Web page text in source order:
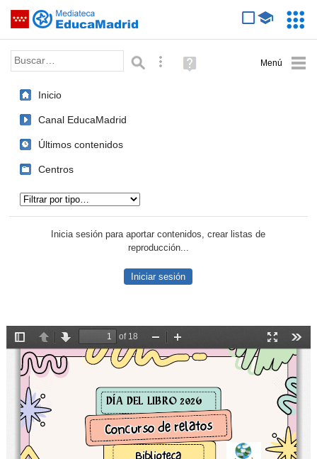
Saltar navegación
Palabra o frase: Búsqueda avanzada
Ayuda
(en
Inicio
Canal EducaMadrid
Últimos contenidos
Centros
Inicia sesión para aportar contenidos, crear listas de
reproducción...
Iniciar sesión